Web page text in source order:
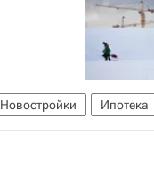
Новостройки Ипотека